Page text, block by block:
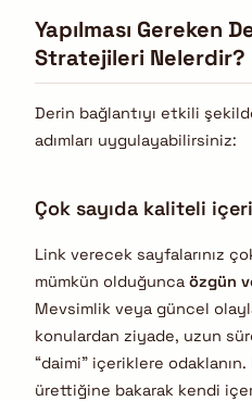
Yapılması Gereken
Stratejileri Nelerdir?
Derin bağlantıyı etkili
adımları uygulayabilirsiniz:
Çok sayıda kaliteli
Link verecek sayfalarınız
mümkün olduğunca özgün
Mevsimlik veya güncel
konulardan ziyade, uzun
“daimi” içeriklere
ürettiğine bakarak kendi